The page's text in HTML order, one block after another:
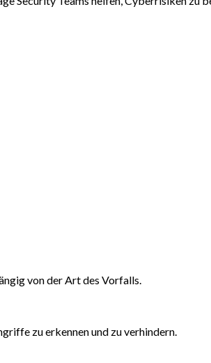
von der Art des Vorfalls.
zu erkennen und zu verhindern.